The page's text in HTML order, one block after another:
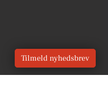
Tilmeld nyhedsbrev